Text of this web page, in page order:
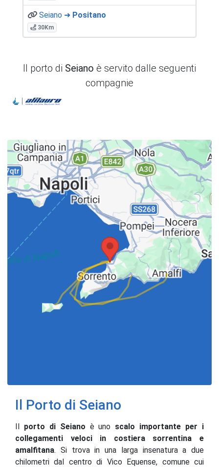
Seiano ➜ Positano
30Km
Il porto di Seiano è servito dalle seguenti
compagnie
Il Porto di Seiano
porto di Seiano è uno scalo importante per i
collegamenti veloci in costiera sorrentina e
amalfitana. Si trova in una larga insenatura a due
chilometri dal centro di Vico Equense, comune cui